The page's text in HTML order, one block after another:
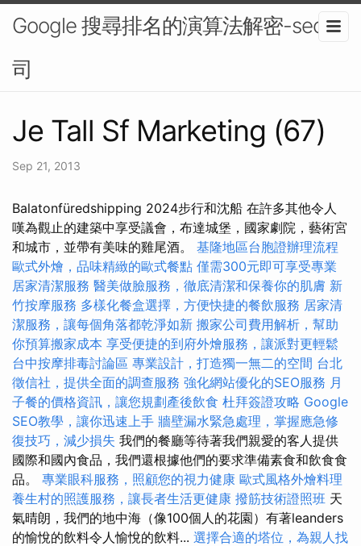
Google 搜尋排名的演算法解密-seo公
司
Je Tall Sf Marketing (67)
Sep 21, 2013
Balatonfüredshipping 2024步行和沈船 在許多其他令人
嘆為觀止的建築中享受議會，布達城堡，國家劇院，藝術宮
和城市，並帶有美味的雞尾酒。 基隆地區台胞證辦理流程
歐式外燴，品味精緻的歐式餐點 僅需300元即可享受專業
居家清潔服務 醫美做臉服務，徹底清潔和保養你的肌膚 新
竹按摩服務 多樣化餐盒選擇，方便快捷的餐飲服務 居家清
潔服務，讓每個角落都乾淨如新 搬家公司費用解析，幫助
你預算搬家成本 享受便捷的到府外燴服務，讓派對更輕鬆
台中按摩排毒討論區 專業設計，打造獨一無二的空間 台北
徵信社，提供全面的調查服務 強化網站優化的SEO服務 月
子餐的價格資訊，讓您規劃產後飲食 杜拜簽證攻略 Google
SEO教學，讓你迅速上手 牆壁漏水緊急處理，掌握應急修
復技巧，減少損失 我們的餐廳等待著我們親愛的客人提供
國際和國內食品，我們還根據他們的要求準備素食和飲食食
品。 專業眼科服務，照顧您的視力健康 歐式風格外燴料理
養生村的照護服務，讓長者生活更健康 撥筋技術證照班 天
氣晴朗，我們的地中海（像100個人的花園）有著leanders
的愉悅的飲料令人愉悅的飲料... 選擇合適的塔位，為親人找